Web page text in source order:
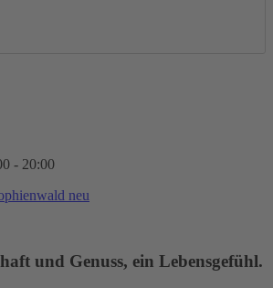
- 20:00
und Genuss, ein Lebensgefühl.